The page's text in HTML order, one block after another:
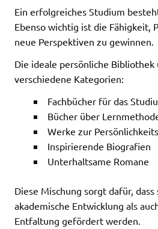
Ein erfolgreiches Studium
Ebenso wichtig ist die Fähigkeit,
neue Perspektiven zu gewinnen.
Die ideale persönliche Bibliothek
verschiedene Kategorien:
Fachbücher für das
Bücher über
Werke zur
Inspirierende Biografien
Unterhaltsame Romane
Diese Mischung sorgt dafür, dass
akademische Entwicklung als
Entfaltung gefördert werden.